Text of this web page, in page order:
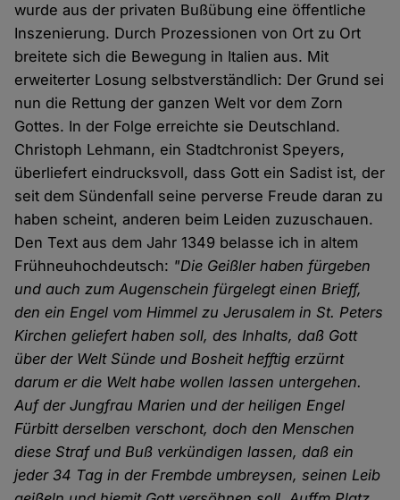
wurde aus der privaten Bußübung eine öffentliche
Inszenierung. Durch Prozessionen von Ort zu Ort
breitete sich die Bewegung in Italien aus. Mit
erweiterter Losung selbstverständlich: Der Grund sei
nun die Rettung der ganzen Welt vor dem Zorn
Gottes. In der Folge erreichte sie Deutschland.
Christoph Lehmann, ein Stadtchronist Speyers,
überliefert eindrucksvoll, dass Gott ein Sadist ist, der
seit dem Sündenfall seine perverse Freude daran zu
haben scheint, anderen beim Leiden zuzuschauen.
Den Text aus dem Jahr 1349 belasse ich in altem
Frühneuhochdeutsch: "Die Geißler haben fürgeben
und auch zum Augenschein fürgelegt einen Brieff,
den ein Engel vom Himmel zu Jerusalem in St. Peters
Kirchen geliefert haben soll, des Inhalts, daß Gott
über der Welt Sünde und Bosheit hefftig erzürnt
darum er die Welt habe wollen lassen untergehen.
Auf der Jungfrau Marien und der heiligen Engel
Fürbitt derselben verschont, doch den Menschen
diese Straf und Buß verkündigen lassen, daß ein
jeder 34 Tag in der Frembde umbreysen, seinen Leib